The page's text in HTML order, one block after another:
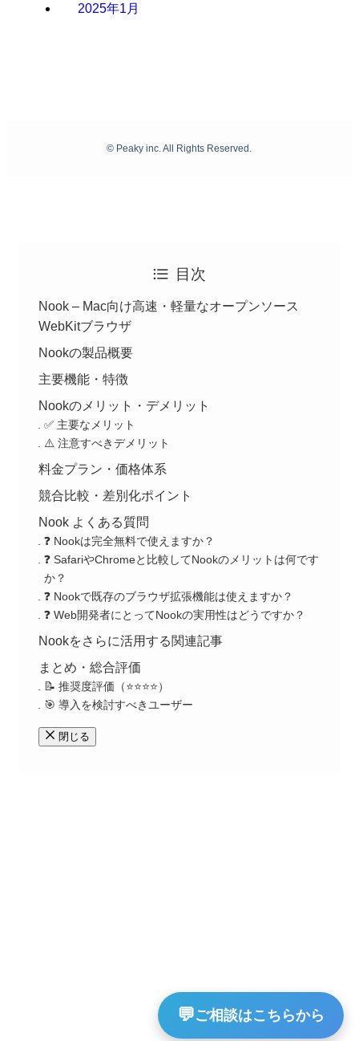
2025年1月
💬ご相談はこちらから
© Peaky inc. All Rights Reserved.
目次
Nook – Mac向け高速・軽量なオープンソース
WebKitブラウザ
Nookの製品概要
主要機能・特徴
Nookのメリット・デメリット
✅ 主要なメリット
⚠️ 注意すべきデメリット
料金プラン・価格体系
競合比較・差別化ポイント
Nook よくある質問
❓ Nookは完全無料で使えますか？
❓ SafariやChromeと比較してNookのメリットは何です
か？
❓ Nookで既存のブラウザ拡張機能は使えますか？
❓ Web開発者にとってNookの実用性はどうですか？
Nookをさらに活用する関連記事
まとめ・総合評価
📝 推奨度評価（⭐️⭐️⭐️⭐️）
🎯 導入を検討すべきユーザー
閉じる